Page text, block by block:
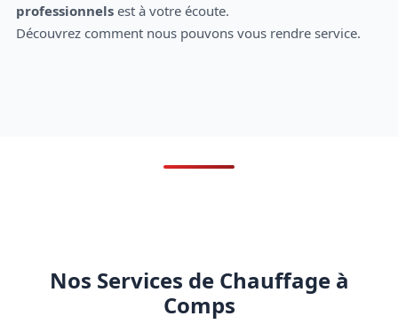
professionnelsest à votre écoute.
Découvrez comment nous pouvons vous rendre service.
Nos Services de Chauffage à
Comps